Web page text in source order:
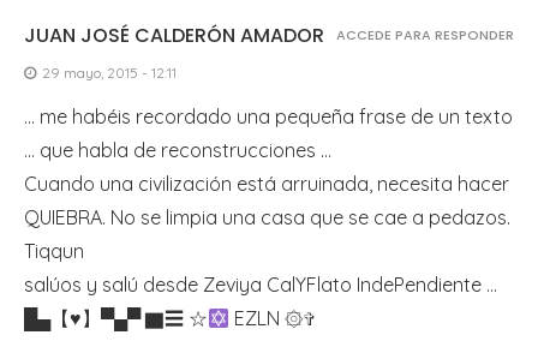
JUAN JOSÉ CALDERÓN AMADOR
29 mayo, 2015 - 12:11
… me habéis recordado una pequeña frase de un texto
… que habla de reconstrucciones …
Cuando una civilización está arruinada, necesita hacer
QUIEBRA. No se limpia una casa que se cae a pedazos.
Tiqqun
salúos y salú desde Zeviya CalYFlato IndePendiente …
█▄【♥】▀▄▀ ▇☰ ☆ EZLN ۞✞
ACCEDE PARA RESPONDER